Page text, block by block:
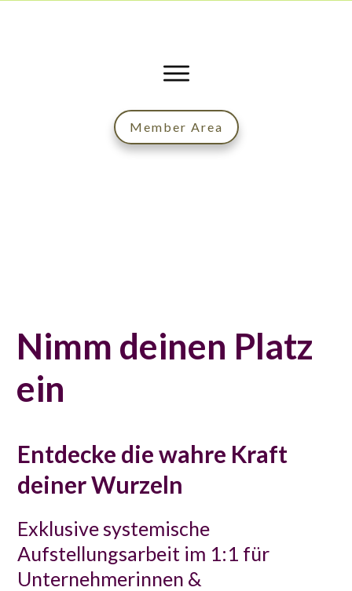
Member Area
Nimm deinen Platz
ein
Entdecke die wahre Kraft
deiner Wurzeln
Exklusive systemische
Aufstellungsarbeit im 1:1 für
Unternehmerinnen &